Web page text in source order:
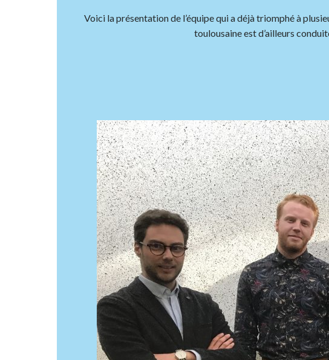
Voici la présentation de l’équipe qui a déjà triomphé à
toulousaine est d’ailleurs